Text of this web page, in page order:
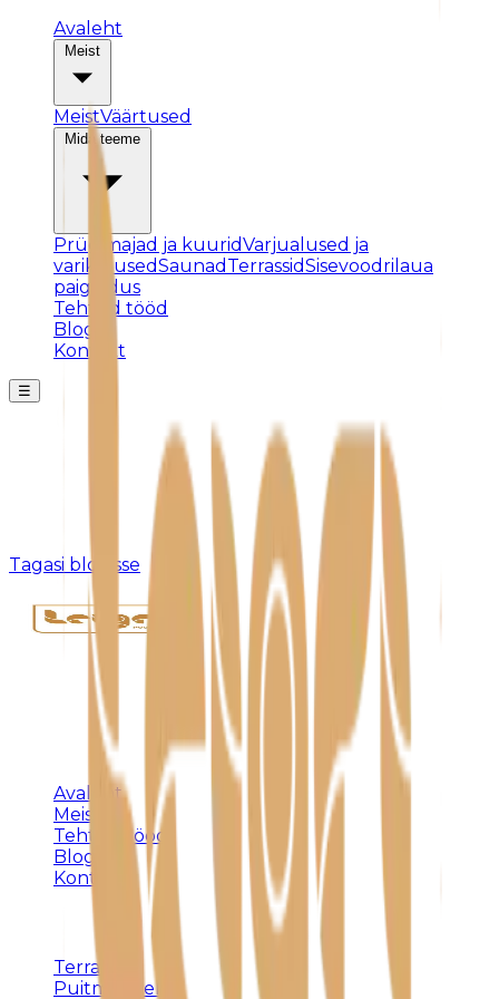
Avaleht
MeistVäärtused
Prügimajad ja kuuridVarjualused ja
varikatusedSaunad TerrassidSisevoodrilaua
paigaldus
Tehtud tööd
Blogi
Kontakt
☰
Posti ei leitud
Kahjuks pole sellist postitust olemas või see on
Tagasi blogisse
Täispuidust eritellimusmööbel, terrassid ja
varjualused – meistritöö Harjumaal alates 1992.
KLIENDILE
Avaleht
Meist
Tehtud tööd
Blogi
Kontakt
TEENUSED
Terrassid
Puitmööbel